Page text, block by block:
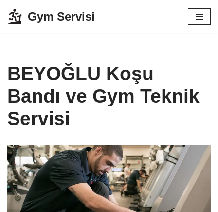
İçeriğe
Gym Servisi
BEYOĞLU Koşu
Bandı ve Gym Teknik
Servisi